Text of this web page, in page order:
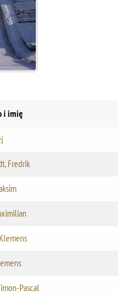
i imię
Fredrik
Pascal